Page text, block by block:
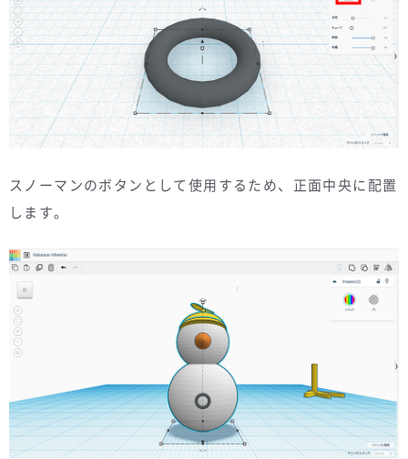
スノーマンのボタンとして使用するため、正面中央に配置
します。